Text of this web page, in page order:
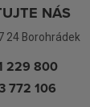
NÁS
24 Borohrádek
229 800
772 106